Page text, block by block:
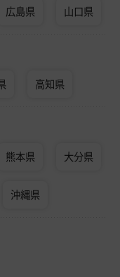
広島県 山口県
高知県
熊本県 大分県
沖縄県